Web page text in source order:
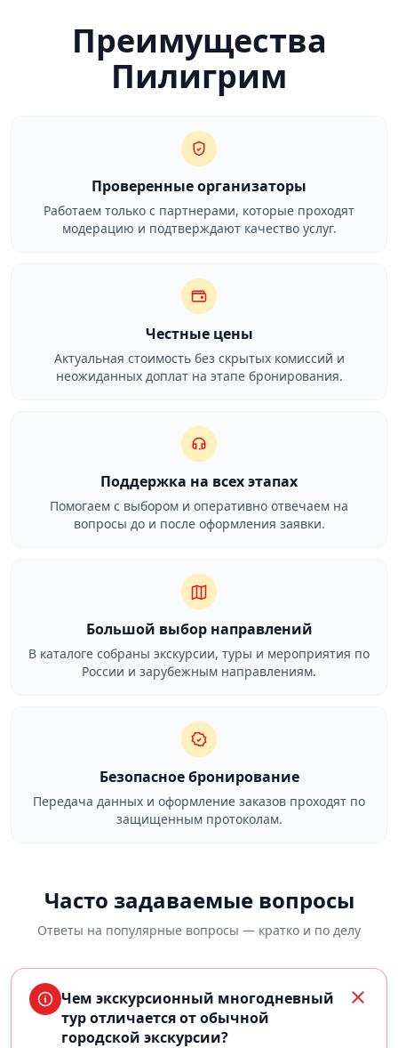
Преимущества
Пилигрим
Проверенные организаторы
Работаем только с партнерами, которые проходят
модерацию и подтверждают качество услуг.
Честные цены
Актуальная стоимость без скрытых комиссий и
неожиданных доплат на этапе бронирования.
Поддержка на всех этапах
Помогаем с выбором и оперативно отвечаем на
вопросы до и после оформления заявки.
Большой выбор направлений
В каталоге собраны экскурсии, туры и мероприятия по
России и зарубежным направлениям.
Безопасное бронирование
Передача данных и оформление заказов проходят по
защищенным протоколам.
Часто задаваемые вопросы
Ответы на популярные вопросы — кратко и по делу
Чем экскурсионный многодневный
тур отличается от обычной
городской экскурсии?